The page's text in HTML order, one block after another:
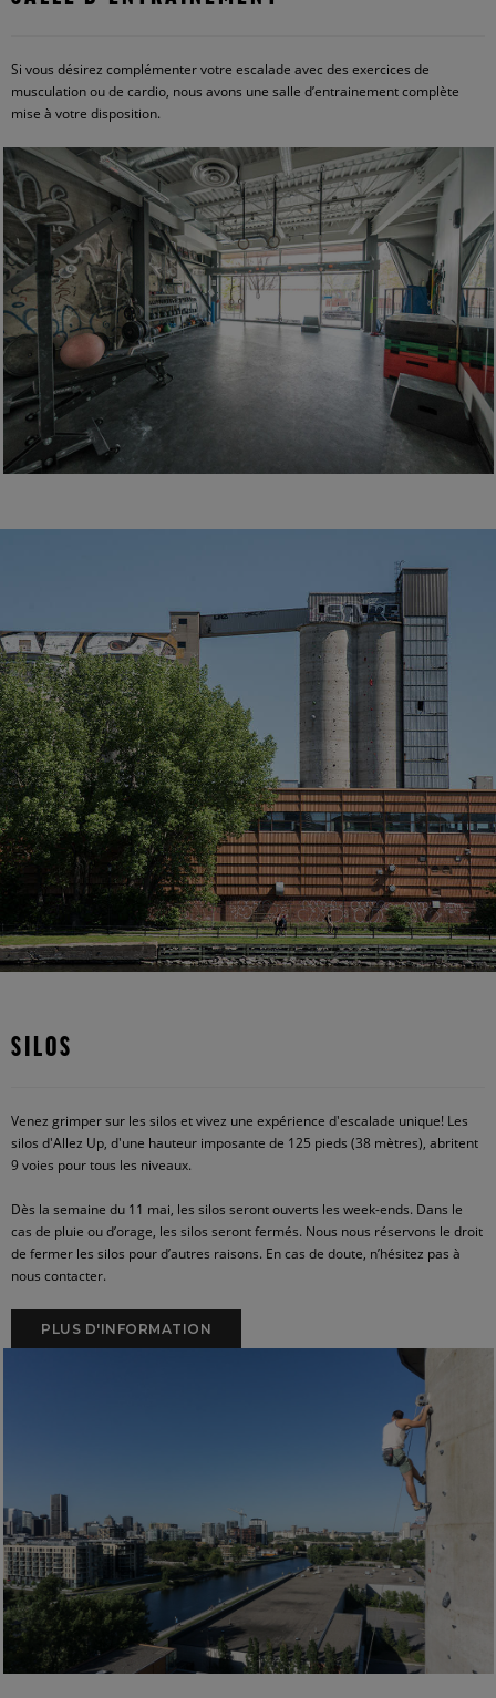
Si vous désirez complémenter votre escalade avec des exercices de
musculation ou de cardio, nous avons une salle d’entrainement complète
mise à votre disposition.
SILOS
Venez grimper sur les silos et vivez une expérience d'escalade unique! Les
silos d'Allez Up, d'une hauteur imposante de 125 pieds (38 mètres), abritent
9 voies pour tous les niveaux.
Dès la semaine du 11 mai, les silos seront ouverts les week-ends. Dans le
cas de pluie ou d’orage, les silos seront fermés. Nous nous réservons le droit
de fermer les silos pour d’autres raisons. En cas de doute, n’hésitez pas à
nous contacter.
PLUS D'INFORMATION